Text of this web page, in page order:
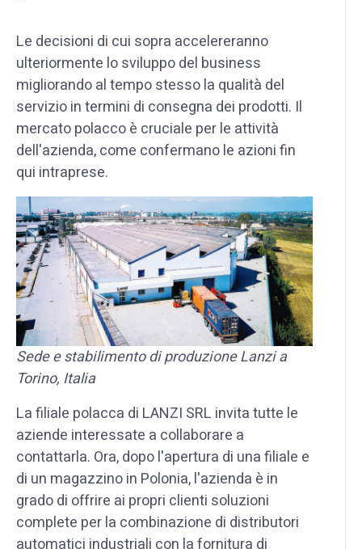
Le decisioni di cui sopra accelereranno
ulteriormente lo sviluppo del business
migliorando al tempo stesso la qualità del
servizio in termini di consegna dei prodotti. Il
mercato polacco è cruciale per le attività
dell'azienda, come confermano le azioni fin
qui intraprese.
Sede e stabilimento di produzione Lanzi a
Torino, Italia
La filiale polacca di LANZI SRL invita tutte le
aziende interessate a collaborare a
contattarla. Ora, dopo l'apertura di una filiale e
di un magazzino in Polonia, l'azienda è in
grado di offrire ai propri clienti soluzioni
complete per la combinazione di distributori